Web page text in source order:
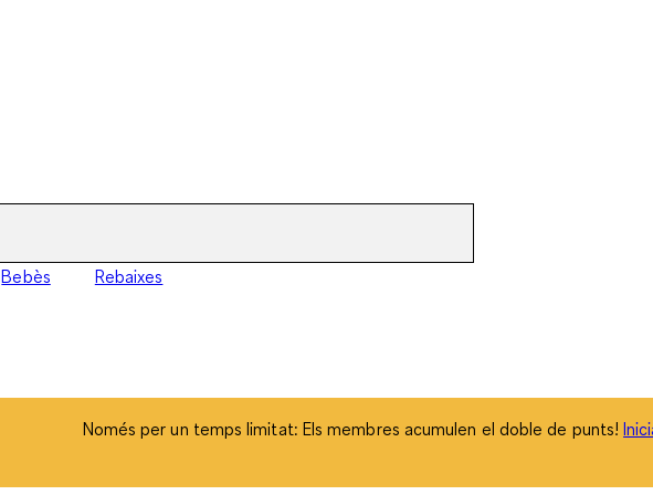
Bebès Rebaixes
Només per un temps limitat: Els membres acumulen el doble de punts!